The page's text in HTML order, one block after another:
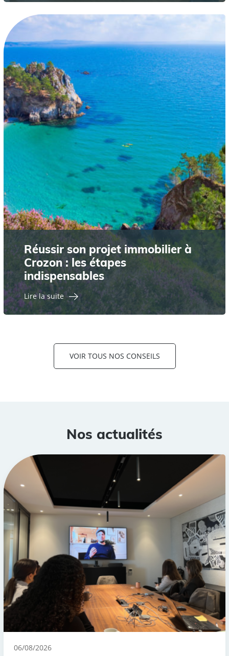
Réussir son projet immobilier à
Crozon : les étapes
indispensables
Lire la suite
VOIR TOUS NOS CONSEILS
Nos actualités
06/08/2026